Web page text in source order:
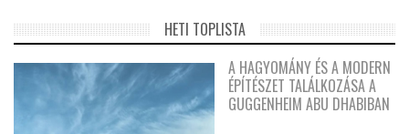
HETI TOPLISTA
A HAGYOMÁNY ÉS A MODERN
ÉPÍTÉSZET TALÁLKOZÁSA A
GUGGENHEIM ABU DHABIBAN